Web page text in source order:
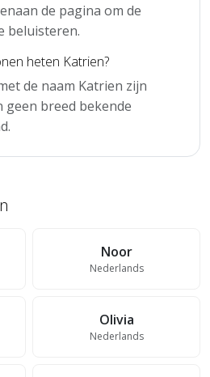
de pagina om de
beluisteren.
heten Katrien?
de naam Katrien zijn
geen breed bekende
Noor
Nederlands
Olivia
Nederlands